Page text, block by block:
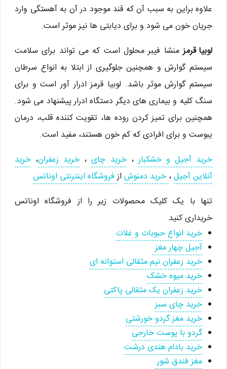
علاوه براین به سبب آن که قند موجود در آن به آهستگی وارد
جریان خون می شود و برای دیابتی ها نیز موثر است.
لوبیا قرمزمنشا فیبر محلول است که می تواند برای سلامت
سیستم گوارش و همچنین جلوگیری از ابتلا به انواع سرطان
سیستم گوارش موثر باشد. لوبیا قرمز ادرار آور است و برای
سنگ کلیه و بیماری های دیگر دستگاه ادرار پیشنهاد می شود.
همچنین برای تمیز کردن روده ها، تقویت کننده قلب، درمان
یبوست و برای افرادی که کم خون هستند، مفید است.
خرید آجیل و خشکبار،خرید چای، خرید زعفران، خرید
آنلاین آجیل، خرید دمنوش ازفروشگاه اینترنتی اوناتس
تنها با یک کلیک محصولات زیر را از فروشگاه اوناتس
خریداری کنید
خرید انواع حبوبات و غلات
آجیل چهار مغز
خرید زعفران نیم مثقالی استوانه ای
خرید میوه خشک
خرید زعفران یک مثقالی پاکتی
خرید چای سبز
خرید مغز گردو خورشتی
گردو با پوست خارجی
خرید بادام هندی درشت
مغز فندق شور